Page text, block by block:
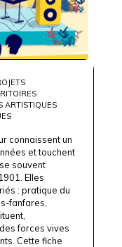
ARTISTIQUES
connaissent un
et touchent
souvent
Elles
: pratique du
fanfares,
forces vives
Cette fiche